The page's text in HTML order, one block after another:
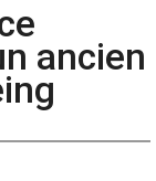
ancien